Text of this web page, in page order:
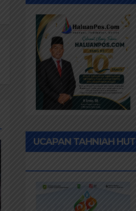
UCAPAN TAHNIAH HUT